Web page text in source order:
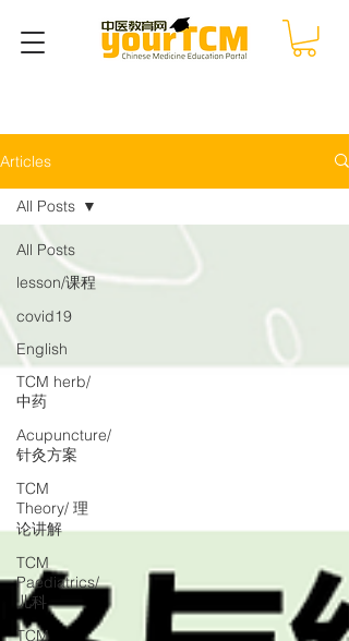
Articles
All Posts
lesson/课程
covid19
English
TCM herb/
中药
Acupuncture/
针灸方案
TCM
Theory/ 理
论讲解
TCM
Paediatrics/
儿科
TCM
All Posts